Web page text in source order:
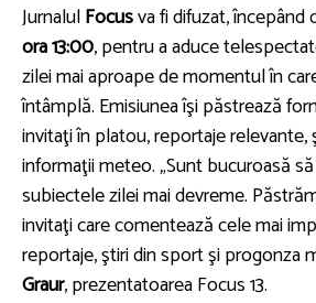
JurnalulFocusva fi difuzat, începând
ora 13:00, pentru a aduce
zilei mai aproape de momentul în
întâmplă. Emisiunea îşi păstrează
invitaţi în platou, reportaje relevante,
informaţii meteo. „Sunt bucuroasă
subiectele zilei mai devreme.
invitaţi care comentează cele mai
reportaje, ştiri din sport şi progonza
Graur, prezentatoarea Focus 13.